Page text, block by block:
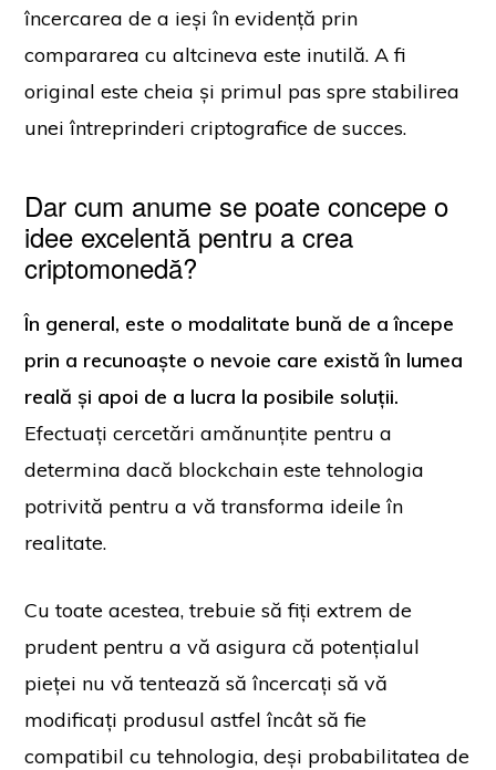
încercarea de a ieși în evidență prin
compararea cu altcineva este inutilă. A fi
original este cheia și primul pas spre stabilirea
unei întreprinderi criptografice de succes.
Dar cum anume se poate concepe o
idee excelentă pentru a crea
criptomonedă?
În general, este o modalitate bună de a începe
prin a recunoaște o nevoie care există în lumea
reală și apoi de a lucra la posibile soluții.
Efectuați cercetări amănunțite pentru a
determina dacă blockchain este tehnologia
potrivită pentru a vă transforma ideile în
realitate.
Cu toate acestea, trebuie să fiți extrem de
prudent pentru a vă asigura că potențialul
pieței nu vă tentează să încercați să vă
modificați produsul astfel încât să fie
compatibil cu tehnologia, deși probabilitatea de